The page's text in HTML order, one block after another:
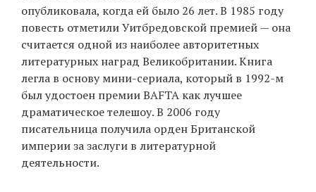
опубликовала, когда ей было 26 лет. В 1985 году
повесть отметили Уитбредовской премией — она
считается одной из наиболее авторитетных
литературных наград Великобритании. Книга
легла в основу мини-сериала, который в 1992-м
был удостоен премии BAFTA как лучшее
драматическое телешоу. В 2006 году
писательница получила орден Британской
империи за заслуги в литературной
деятельности.